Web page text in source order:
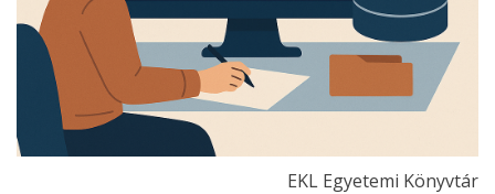
EKL Egyetemi Könyvtár